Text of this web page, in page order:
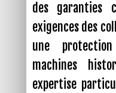
des garanties
exigences des
une
machines
expertise